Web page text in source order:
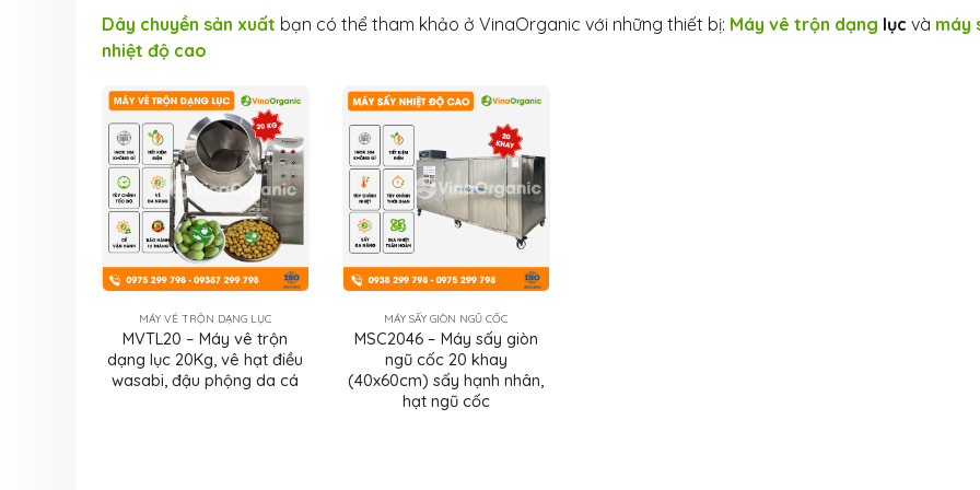
Dây chuyền sản xuất bạn có thể tham khảo ở VinaOrganic với những thiết bị: Máy vê trộn dạng lục và máy
nhiệt độ cao
MÁY VÊ TRỘN DẠNG LỤC
MVTL20 – Máy vê trộn
dạng lục 20Kg, vê hạt điều
wasabi, đậu phộng da cá
MÁY SẤY GIÒN NGŨ CỐC
MSC2046 – Máy sấy giòn
ngũ cốc 20 khay
(40x60cm) sấy hạnh nhân,
hạt ngũ cốc